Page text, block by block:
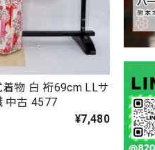
物 白 裄69cm LLサ
中古 4577
¥7,480